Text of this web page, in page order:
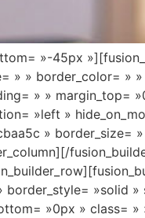
»-45px
» » border_color= » »
» » margin_top=
»left »
» border_size=
»solid »
»0px » class= »